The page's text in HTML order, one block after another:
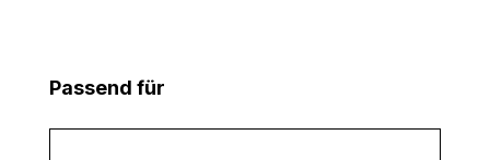
Produktgalerie überspringen
Passend für